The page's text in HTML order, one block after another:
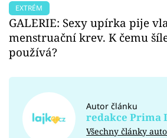
EXTRÉM
GALERIE: Sexy upírka pije
menstruační krev. K čemu
používá?
Autor článku
redakce Prima
Všechny články